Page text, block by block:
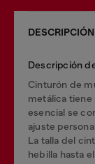
DESCRIPCIÓN
Descripción
Cinturón de
metálica tiene
esencial se
ajuste
La talla del
hebilla hasta